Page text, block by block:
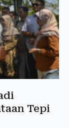
Tepi